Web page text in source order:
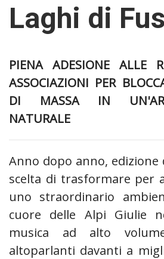
Laghi di
PIENA ADESIONE ALLE
ASSOCIAZIONI PER
DI MASSA IN
NATURALE
Anno dopo anno, edizione
scelta di trasformare per
uno straordinario
cuore delle Alpi Giulie
musica ad alto
altoparlanti davanti a